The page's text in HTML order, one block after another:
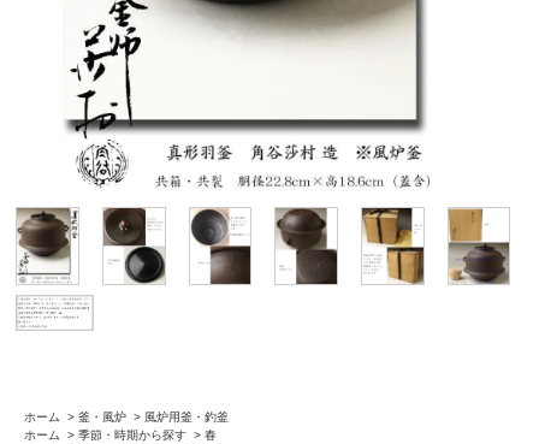
ホーム > 釜・風炉 > 風炉用釜・釣釜
ホーム
> 季節・時期から探す > 春